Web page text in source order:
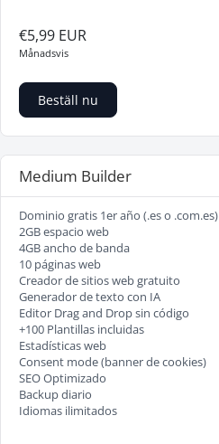
€5,99 EUR
Månadsvis
Beställ nu
Medium Builder
Dominio gratis 1er año (.es o .com.es)
2GB espacio web
4GB ancho de banda
10 páginas web
Creador de sitios web gratuito
Generador de texto con IA
Editor Drag and Drop sin código
+100 Plantillas incluidas
Estadísticas web
Consent mode (banner de cookies)
SEO Optimizado
Backup diario
Idiomas ilimitados